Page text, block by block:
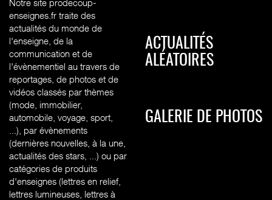
Notre site prodecoup-
enseignes.fr traite des
actualités du monde de
l'enseigne, de la
communication et de
l'évènementiel au travers de
reportages, de photos et de
vidéos classés par thèmes
(mode, immobilier,
automobile, voyage, sport,
...), par évènements
(dernières nouvelles, à la une,
actualités des stars, ...) ou par
catégories de produits
d'enseignes (lettres en relief,
lettres lumineuses, lettres à
ACTUALITÉS
ALÉATOIRES
GALERIE DE PHOTOS